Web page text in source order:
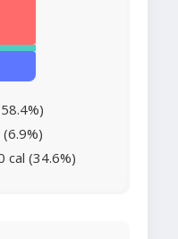
cal (34.6%)